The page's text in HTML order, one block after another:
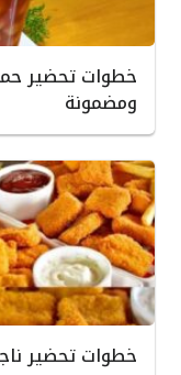
خطوات تحضير
ومضمونة
خطوات تحضير